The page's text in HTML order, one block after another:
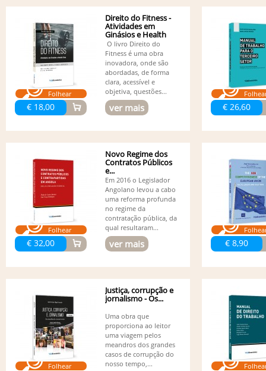
Folhear
€ 18,00
Direito do Fitness -
Atividades em
Ginásios e Health
Clubs
O livro Direito do
Fitness é uma obra
inovadora, onde são
abordadas, de forma
clara, acessível e
objetiva, questões...
ver mais € 26,60
Folhear
€ 32,00
Novo Regime dos
Contratos Públicos
e...
Em 2016 o Legislador
Angolano levou a cabo
uma reforma profunda
no regime da
contratação pública, da
qual resultaram...
ver mais € 8,90
Folhear
Justiça, corrupção e
jornalismo - Os...
Uma obra que
proporciona ao leitor
uma viagem pelos
meandros dos grandes
casos de corrupção do
nosso tempo,...